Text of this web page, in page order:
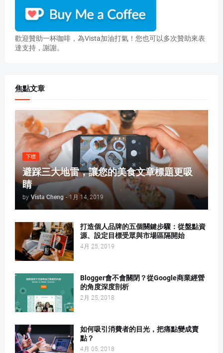
歡迎贊助一杯咖啡，為Vista加油打氣！您也可以多次贊助來表
達支持，謝謝。
焦點文章
下標
避踩三大地雷，讓您的美食文章標題更吸
睛
by Vista Cheng - 1月 14, 2019
打造個人品牌的五個關鍵步驟：從盤點資
源、設定目標受眾與市場區隔開始
4月 25, 2019
Blogger會不會關閉？從Google商業經營
的角度深度剖析
2月 25, 2018
如何吸引消費者的目光，把痛點變成賣
點？
4月 05, 2018